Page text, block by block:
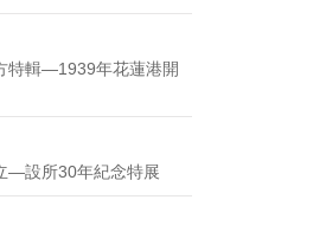
特輯—1939年花蓮港開
—設所30年紀念特展